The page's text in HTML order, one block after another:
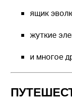
ящик
жуткие
и многое